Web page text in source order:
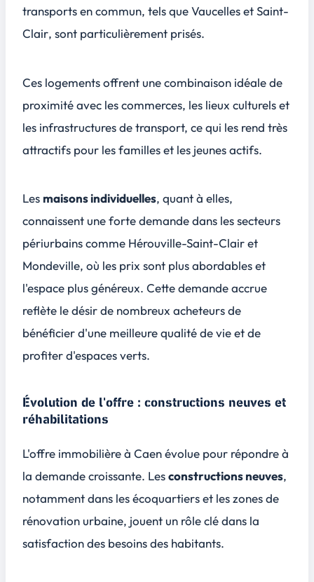
transports en commun, tels queVaucellesetSaint-
Clair, sont particulièrement prisés.
Ces logements offrent une combinaison idéale de
proximité avec les commerces, les lieux culturels et
les infrastructures de transport, ce qui les rend très
attractifs pour les familles et les jeunes actifs.
Les maisons individuelles, quant à elles,
connaissent une forte demande dans les secteurs
périurbains comme Hérouville-Saint-Clairet
Mondeville, où les prix sont plus abordables et
l'espace plus généreux. Cette demande accrue
reflète le désir de nombreux acheteurs de
bénéficier d'une meilleurequalité de vieet de
profiter d'espaces verts.
Évolution de l'offre : constructions neuves et
réhabilitations
L'offre immobilière à Caen évolue pour répondre à
la demande croissante. Lesconstructions neuves,
notamment dans les écoquartiers et les zones de
rénovation urbaine, jouent un rôle clé dans la
satisfaction des besoins des habitants.